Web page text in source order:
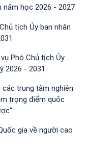
học 2026 - 2027
tịch Ủy ban nhân
Phó Chủ tịch Ủy
2026 - 2031
các trung tâm nghiên
trọng điểm quốc
gia về người cao